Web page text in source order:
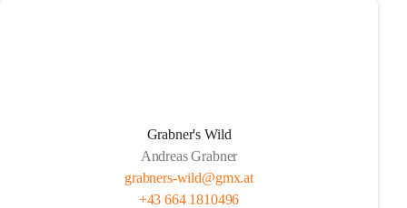
Grabner's Wild
Andreas Grabner
grabners-wild@gmx.at
+43 664 1810496